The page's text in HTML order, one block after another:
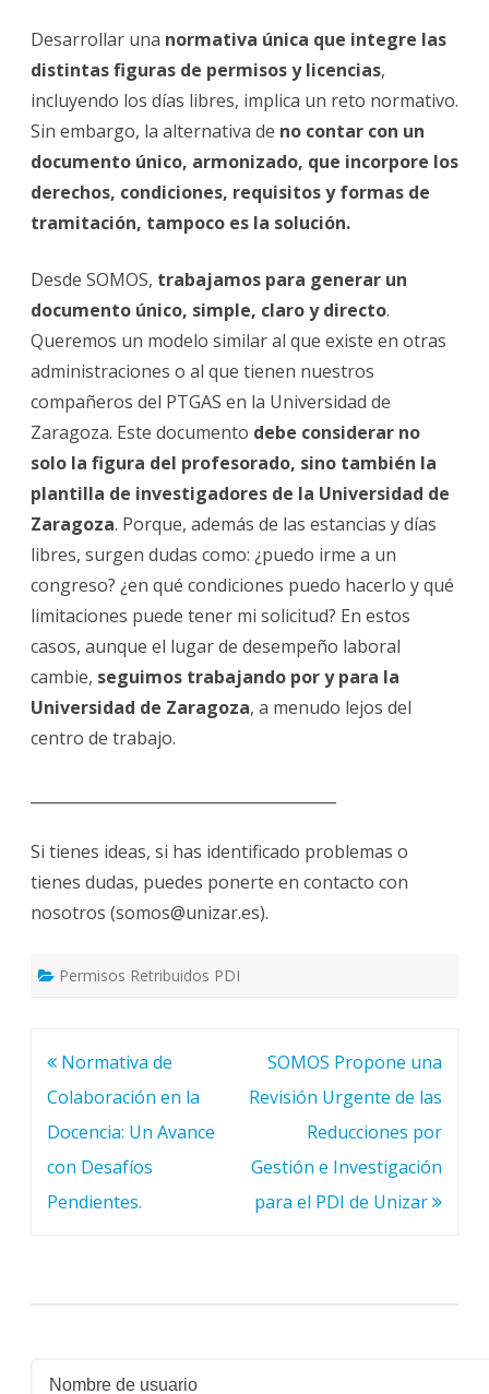
Desarrollar una normativa única que integre las
distintas figuras de permisos y licencias,
incluyendo los días libres, implica un reto normativo.
Sin embargo, la alternativa de no contar con un
documento único, armonizado, que incorpore los
derechos, condiciones, requisitos y formas de
tramitación, tampoco es la solución.
Desde SOMOS, trabajamos para generar un
documento único, simple, claro y directo.
Queremos un modelo similar al que existe en otras
administraciones o al que tienen nuestros
compañeros del PTGAS en la Universidad de
Zaragoza. Este documento debe considerar no
solo la figura del profesorado, sino también la
plantilla de investigadores de la Universidad de
Zaragoza. Porque, además de las estancias y días
libres, surgen dudas como: ¿puedo irme a un
congreso? ¿en qué condiciones puedo hacerlo y qué
limitaciones puede tener mi solicitud? En estos
casos, aunque el lugar de desempeño laboral
cambie, seguimos trabajando por y para la
Universidad de Zaragoza, a menudo lejos del
centro de trabajo.
Si tienes ideas, si has identificado problemas o
tienes dudas, puedes ponerte en contacto con
nosotros (somos@unizar.es).
Permisos Retribuidos PDI
Navegación
de
entradas
Normativa de
Colaboración en la
Docencia: Un Avance
con Desafíos
Pendientes.
SOMOS Propone una
Revisión Urgente de las
Reducciones por
Gestión e Investigación
para el PDI de Unizar
Nombre de usuario